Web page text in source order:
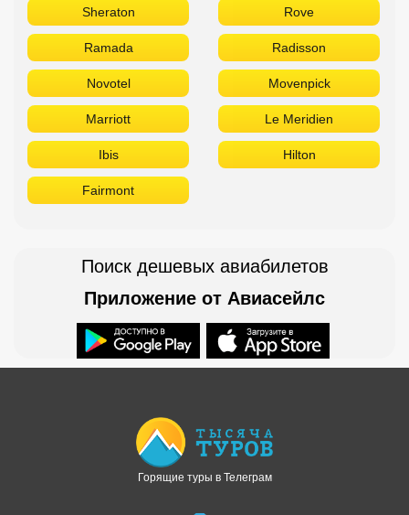
Sheraton Rove
Ramada Radisson
Novotel Movenpick
Marriott Le Meridien
Ibis Hilton
Fairmont
Поиск дешевых авиабилетов
Приложение от Авиасейлс
Горящие туры в Телеграм